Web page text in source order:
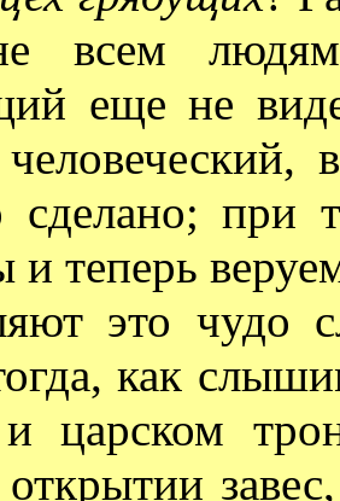
всем
еще не
сделано; при
теперь
это чудо
как
царском
открытии